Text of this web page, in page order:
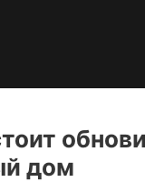
дом